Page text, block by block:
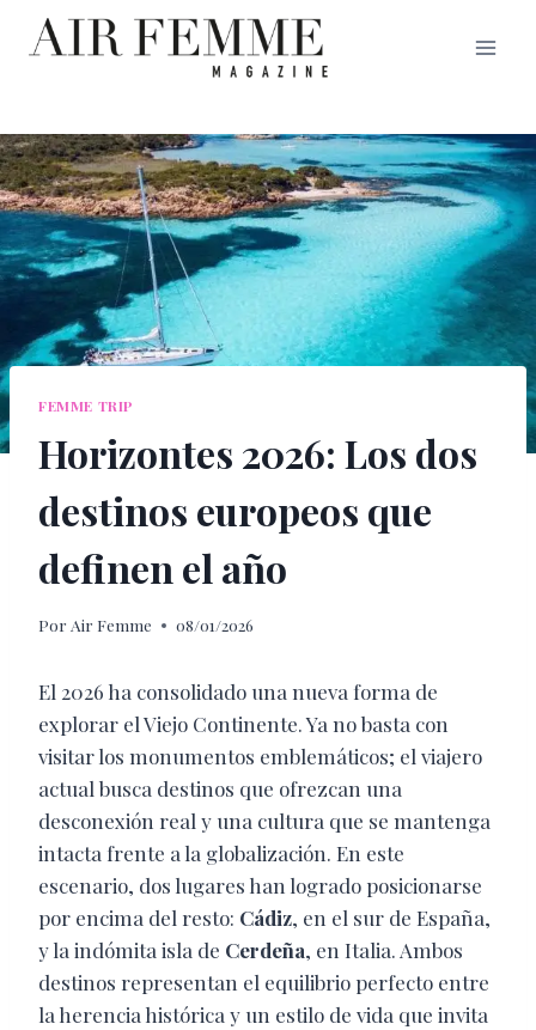
Saltar
FEMME TRIP
Horizontes 2026: Los dos
destinos europeos que
definen el año
Por Air Femme 08/01/2026
El 2026 ha consolidado una nueva forma de
explorar el Viejo Continente. Ya no basta con
visitar los monumentos emblemáticos; el viajero
actual busca destinos que ofrezcan una
desconexión real y una cultura que se mantenga
intacta frente a la globalización. En este
escenario, dos lugares han logrado posicionarse
por encima del resto: Cádiz, en el sur de España,
y la indómita isla de Cerdeña, en Italia. Ambos
destinos representan el equilibrio perfecto entre
la herencia histórica y un estilo de vida que invita